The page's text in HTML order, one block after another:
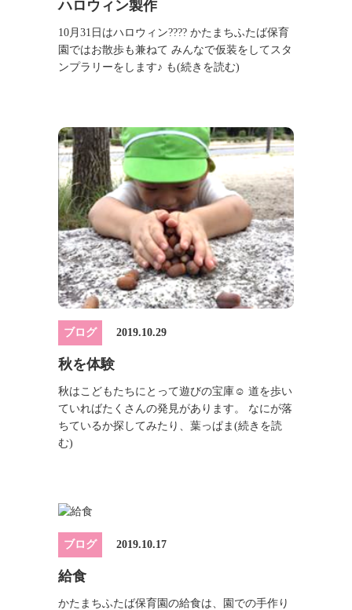
ハロウィン製作
10月31日はハロウィン???? かたまちふたば保育
園ではお散歩も兼ねて みんなで仮装をしてスタ
ンプラリーをします♪ も(続きを読む)
ブログ 2019.10.29
秋を体験
秋はこどもたちにとって遊びの宝庫☺ 道を歩い
ていればたくさんの発見があります。 なにが落
ちているか探してみたり、葉っぱま (続きを読
む)
ブログ 2019.10.17
給食
かたまちふたば保育園の給食は、園での手作り